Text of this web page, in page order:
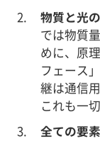
物質と光
では物質
めに、原
フェース
継は通信
これも一
全ての要